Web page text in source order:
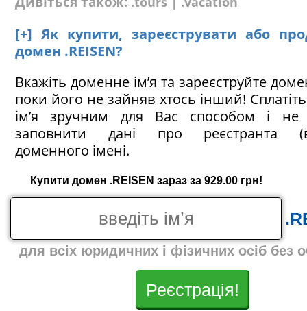
[+] Як купити, зареєструвати або
домен .REISEN?
Вкажіть доменне ім’я та зареєструйте
поки його не зайняв хтось інший!
ім’я зручним для Вас способом і не
заповнити дані про реєстранта
доменного імені.
Купити домен .REISEN зараз за 929.00 грн!
для всіх юридичних і фізичних осіб без
Реєстрація!